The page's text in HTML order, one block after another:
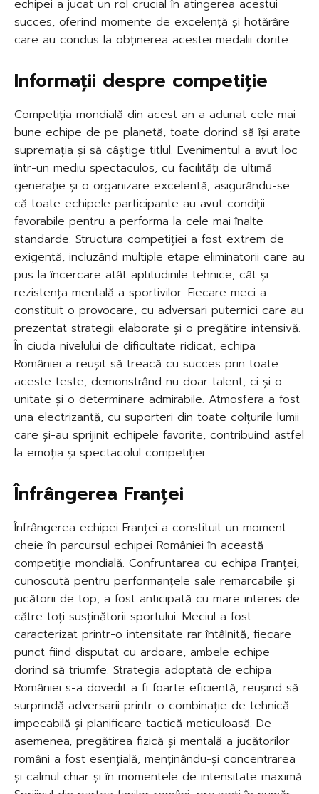
echipei a jucat un rol crucial în atingerea acestui
succes, oferind momente de excelență și hotărâre
care au condus la obținerea acestei medalii dorite.
Informații despre competiție
Competiția mondială din acest an a adunat cele mai
bune echipe de pe planetă, toate dorind să își arate
supremația și să câștige titlul. Evenimentul a avut loc
într-un mediu spectaculos, cu facilități de ultimă
generație și o organizare excelentă, asigurându-se
că toate echipele participante au avut condiții
favorabile pentru a performa la cele mai înalte
standarde. Structura competiției a fost extrem de
exigentă, incluzând multiple etape eliminatorii care au
pus la încercare atât aptitudinile tehnice, cât și
rezistența mentală a sportivilor. Fiecare meci a
constituit o provocare, cu adversari puternici care au
prezentat strategii elaborate și o pregătire intensivă.
În ciuda nivelului de dificultate ridicat, echipa
României a reușit să treacă cu succes prin toate
aceste teste, demonstrând nu doar talent, ci și o
unitate și o determinare admirabile. Atmosfera a fost
una electrizantă, cu suporteri din toate colțurile lumii
care și-au sprijinit echipele favorite, contribuind astfel
la emoția și spectacolul competiției.
Înfrângerea Franței
Înfrângerea echipei Franței a constituit un moment
cheie în parcursul echipei României în această
competiție mondială. Confruntarea cu echipa Franței,
cunoscută pentru performanțele sale remarcabile și
jucătorii de top, a fost anticipată cu mare interes de
către toți susținătorii sportului. Meciul a fost
caracterizat printr-o intensitate rar întâlnită, fiecare
punct fiind disputat cu ardoare, ambele echipe
dorind să triumfe. Strategia adoptată de echipa
României s-a dovedit a fi foarte eficientă, reușind să
surprindă adversarii printr-o combinație de tehnică
impecabilă și planificare tactică meticuloasă. De
asemenea, pregătirea fizică și mentală a jucătorilor
români a fost esențială, menținându-și concentrarea
și calmul chiar și în momentele de intensitate maximă.